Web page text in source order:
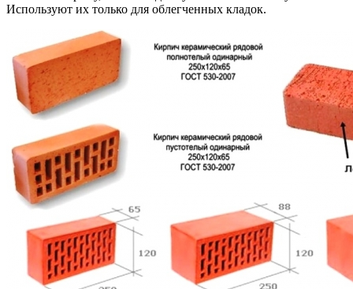
Используют их только для облегченных кладок.